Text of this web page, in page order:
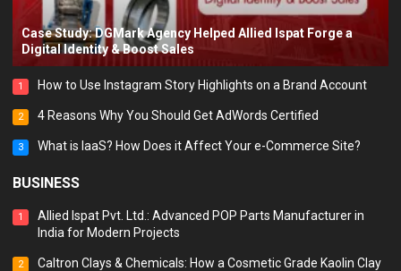
Case Study: DGMark Agency Helped Allied Ispat Forge a
Digital Identity & Boost Sales
1 How to Use Instagram Story Highlights on a Brand Account
2 4 Reasons Why You Should Get AdWords Certified
3 What is IaaS? How Does it Affect Your e-Commerce Site?
BUSINESS
1
Allied Ispat Pvt. Ltd.: Advanced POP Parts Manufacturer in
India for Modern Projects
2
Caltron Clays & Chemicals: How a Cosmetic Grade Kaolin Clay